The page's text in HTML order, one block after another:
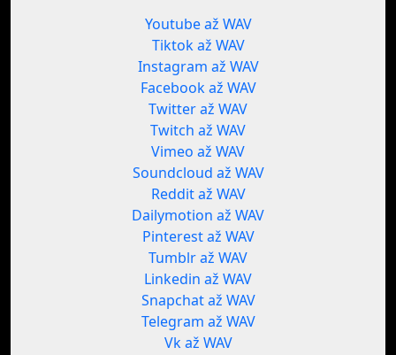
Youtube až WAV
Tiktok až WAV
Instagram až WAV
Facebook až WAV
Twitter až WAV
Twitch až WAV
Vimeo až WAV
Soundcloud až WAV
Reddit až WAV
Dailymotion až WAV
Pinterest až WAV
Tumblr až WAV
Linkedin až WAV
Snapchat až WAV
Telegram až WAV
Vk až WAV